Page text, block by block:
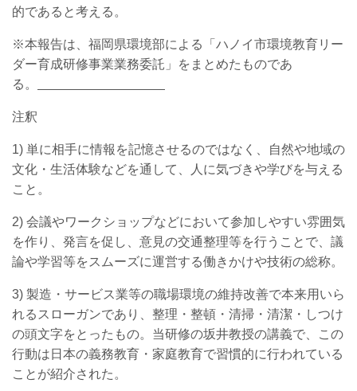
的であると考える。
※本報告は、福岡県環境部による「ハノイ市環境教育リー
ダー育成研修事業業務委託」をまとめたものであ
る。
注釈
1) 単に相手に情報を記憶させるのではなく、自然や地域の
文化・生活体験などを通して、人に気づきや学びを与える
こと。
2) 会議やワークショップなどにおいて参加しやすい雰囲気
を作り、発言を促し、意見の交通整理等を行うことで、議
論や学習等をスムーズに運営する働きかけや技術の総称。
3) 製造・サービス業等の職場環境の維持改善で本来用いら
れるスローガンであり、整理・整頓・清掃・清潔・しつけ
の頭文字をとったもの。当研修の坂井教授の講義で、この
行動は日本の義務教育・家庭教育で習慣的に行われている
ことが紹介された。